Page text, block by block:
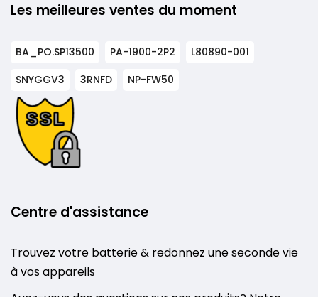
Les meilleures ventes du moment
BA_PO.SP13500 PA-1900-2P2
L80890-001
SNYGGV3
3RNFD NP-FW50
Centre d'assistance
Trouvez votre batterie & redonnez une seconde vie
à vos appareils